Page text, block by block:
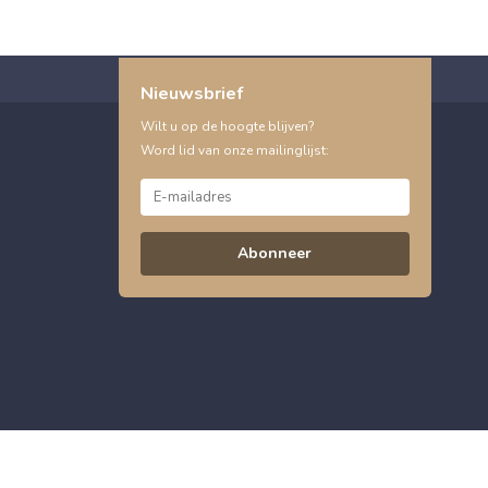
Nieuwsbrief
Wilt u op de hoogte blijven?
Word lid van onze mailinglijst:
Abonneer